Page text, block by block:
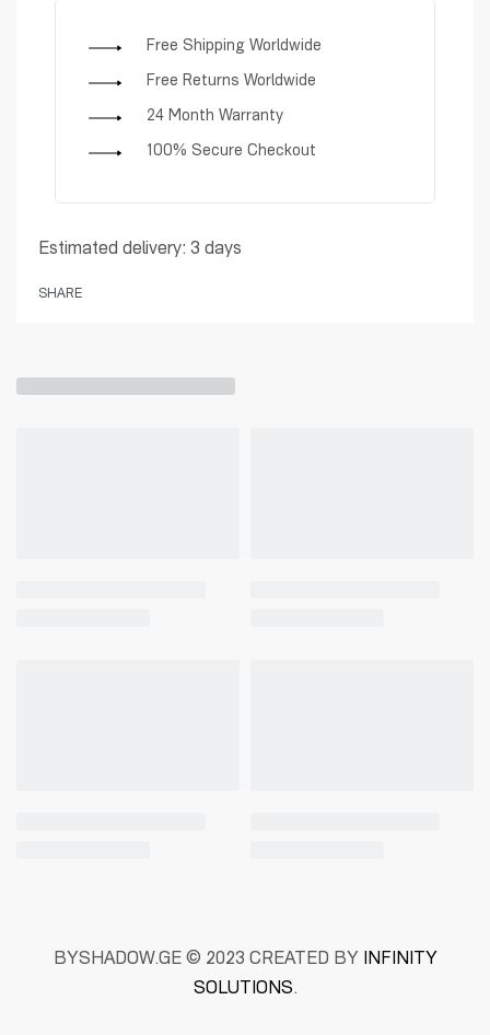
Free Shipping Worldwide
Free Returns Worldwide
24 Month Warranty
100% Secure Checkout
Estimated delivery: 3 days
SHARE
BYSHADOW.GE © 2023 CREATED BY INFINITY
SOLUTIONS.